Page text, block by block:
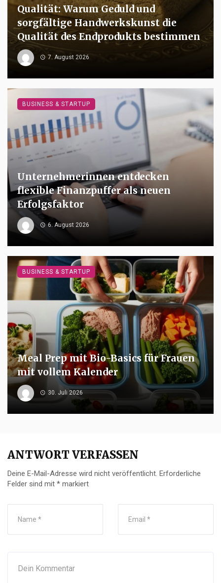
Qualität: Warum Geduld und
sorgfältige Handwerkskunst die
Qualität des Endprodukts bestimmen
7. August 2026
Unternehmerinnen entdecken
flexible Finanzpuffer als neuen
Erfolgsfaktor
6. August 2026
BUSINESS & STARTUP
Meal Prep mit Bio-Basics für Frauen
mit vollem Kalender
30. Juli 2026
BUSINESS & STARTUP
ANTWORT VERFASSEN
Deine E-Mail-Adresse wird nicht veröffentlicht. Erforderliche
Felder sind mit * markiert